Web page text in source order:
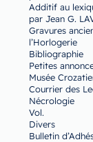
Additif au
par Jean G.
Gravures
l’Horlogerie
Bibliographie
Petites
Musée
Courrier des
Nécrologie
Vol.
Divers
Bulletin